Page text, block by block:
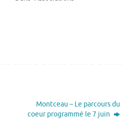
Montceau – Le parcours du
coeur programmé le 7 juin